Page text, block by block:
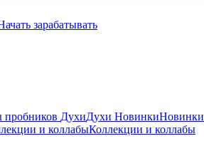
зарабатывать
пробников ДухиДухи НовинкиНовинки
и коллабыКоллекции и коллабы